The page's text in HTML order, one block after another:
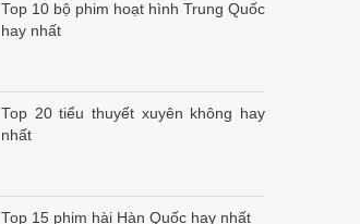
Top 10 bộ phim hoạt hình Trung Quốc
hay nhất
Top 20 tiểu thuyết xuyên không hay
nhất
Top 15 phim hài Hàn Quốc hay nhất